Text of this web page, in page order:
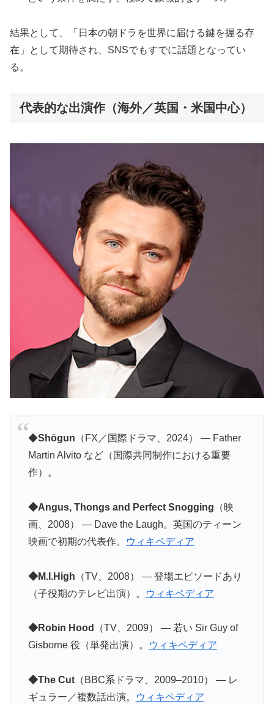
結果として、「日本の朝ドラを世界に届ける鍵を握る存
在」として期待され、SNSでもすでに話題となってい
る。
代表的な出演作（海外／英国・米国中心）
◆Shōgun （FX／国際ドラマ、2024） — Father
Martin Alvito など（国際共同制作における重要
作）。
◆Angus, Thongs and Perfect Snogging （映
画、2008） — Dave the Laugh。英国のティーン
映画で初期の代表作。
ウィキペディア
◆M.I.High （TV、2008） — 登場エピソードあり
（子役期のテレビ出演）。
ウィキペディア
◆Robin Hood
（TV、2009） — 若い Sir Guy of
Gisborne 役（単発出演）。
ウィキペディア
◆The Cut（BBC系ドラマ、2009–2010） — レ
ギュラー／複数話出演。
ウィキペディア